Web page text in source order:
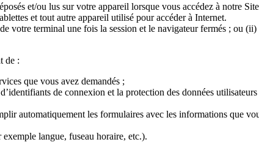
et/ou lus sur votre appareil lorsque vous accédez à notre
et tout autre appareil utilisé pour accéder à Internet.
votre terminal une fois la session et le navigateur fermés ; ou
de :
que vous avez demandés ;
de connexion et la protection des données utilisateurs
automatiquement les formulaires avec les informations que
langue, fuseau horaire, etc.).